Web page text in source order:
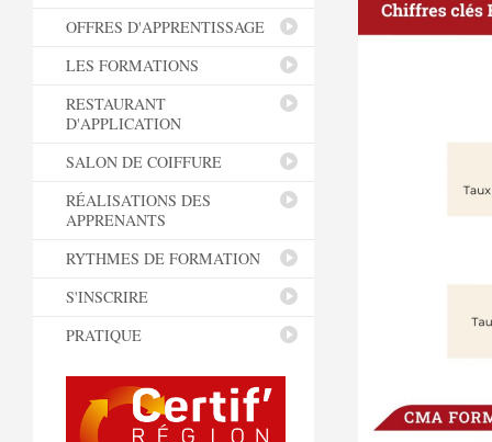
OFFRES D'APPRENTISSAGE
LES FORMATIONS
RESTAURANT
D'APPLICATION
SALON DE COIFFURE
RÉALISATIONS DES
APPRENANTS
RYTHMES DE FORMATION
S'INSCRIRE
PRATIQUE